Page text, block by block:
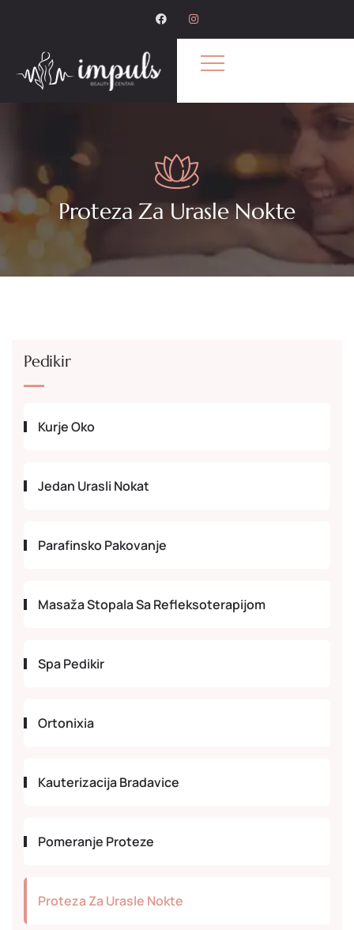
Proteza Za Urasle Nokte
Pedikir
Kurje Oko
Jedan Urasli Nokat
Parafinsko Pakovanje
Masaža Stopala Sa Refleksoterapijom
Spa Pedikir
Ortonixia
Kauterizacija Bradavice
Pomeranje Proteze
Proteza Za Urasle Nokte